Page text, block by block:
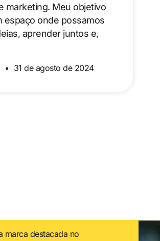
marketing. Meu objetivo
espaço onde possamos
aprender juntos e,
31 de agosto de 2024
marca destacada no